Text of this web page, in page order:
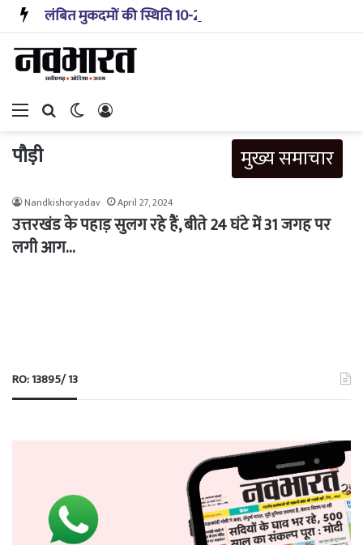
Menu Search forSwitch skin
पौड़ी मुख्य समाचार
Nandkishoryadav April 27, 2024
उत्तरखंड के पहाड़ सुलग रहे हैं, बीते 24 घंटे में 31 जगह पर
लगी आग…
RO: 13895/ 13